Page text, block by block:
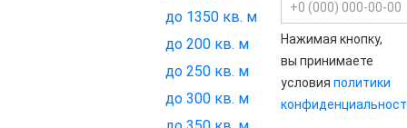
Нажимая кнопку,
вы принимаете
условия политики
до 1350 кв. м
до 200 кв. м
до 250 кв. м
до 300 кв. м